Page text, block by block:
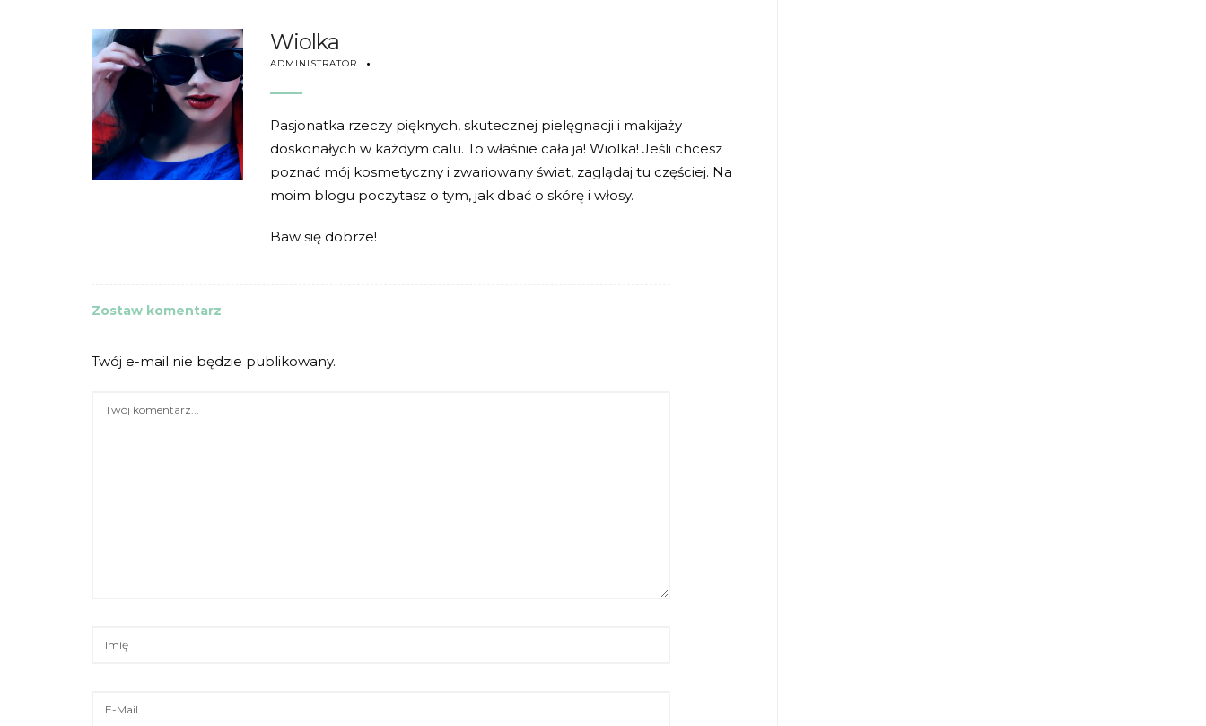
Wiolka
ADMINISTRATOR
Pasjonatka rzeczy pięknych, skutecznej pielęgnacji i makijaży
doskonałych w każdym calu. To właśnie cała ja! Wiolka! Jeśli chcesz
poznać mój kosmetyczny i zwariowany świat, zaglądaj tu częściej. Na
moim blogu poczytasz o tym, jak dbać o skórę i włosy.
Baw się dobrze!
Zostaw komentarz
Twój e-mail nie będzie publikowany.